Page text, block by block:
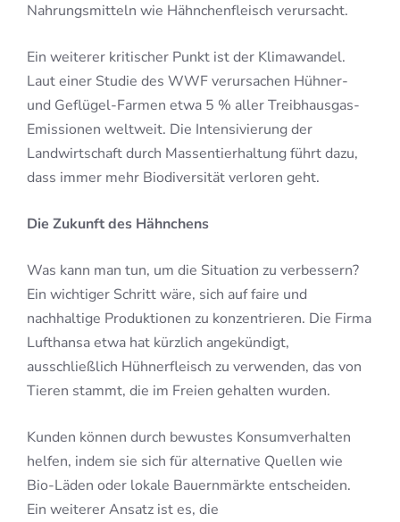
Nahrungsmitteln wie Hähnchenfleisch verursacht.
Ein weiterer kritischer Punkt ist der Klimawandel.
Laut einer Studie des WWF verursachen Hühner-
und Geflügel-Farmen etwa 5 % aller Treibhausgas-
Emissionen weltweit. Die Intensivierung der
Landwirtschaft durch Massentierhaltung führt dazu,
dass immer mehr Biodiversität verloren geht.
Die Zukunft des Hähnchens
Was kann man tun, um die Situation zu verbessern?
Ein wichtiger Schritt wäre, sich auf faire und
nachhaltige Produktionen zu konzentrieren. Die Firma
Lufthansa etwa hat kürzlich angekündigt,
ausschließlich Hühnerfleisch zu verwenden, das von
Tieren stammt, die im Freien gehalten wurden.
Kunden können durch bewustes Konsumverhalten
helfen, indem sie sich für alternative Quellen wie
Bio-Läden oder lokale Bauernmärkte entscheiden.
Ein weiterer Ansatz ist es, die